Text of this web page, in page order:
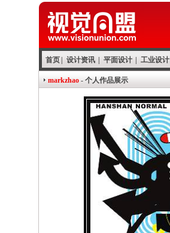
首页 设计资讯 平面设计 工业设计
markzhao - 个人作品展示